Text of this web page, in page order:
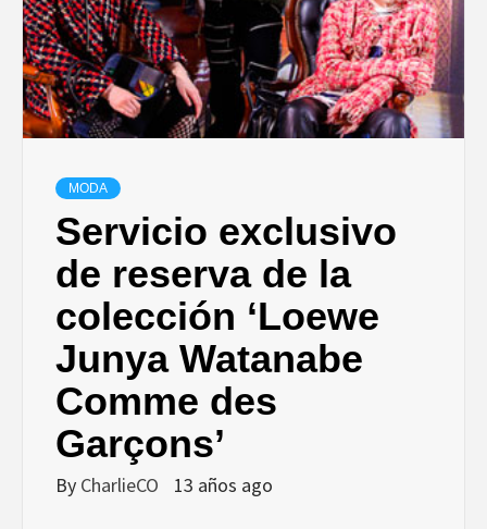
MODA
Servicio exclusivo
de reserva de la
colección ‘Loewe
Junya Watanabe
Comme des
Garçons’
By CharlieCO 13 años ago